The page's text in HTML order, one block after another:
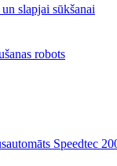
slapjai sūkšanai
robots
Speedtec